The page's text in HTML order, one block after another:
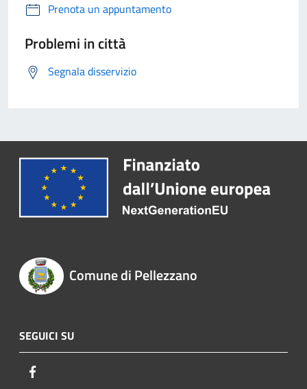
Prenota un appuntamento
Problemi in città
Segnala disservizio
Comune di Pellezzano
SEGUICI SU